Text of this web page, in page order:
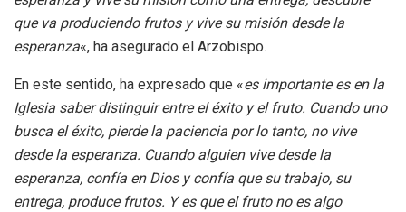
que va produciendo frutos y vive su misión desde la
esperanza«, ha asegurado el Arzobispo.
En este sentido, ha expresado que «es importante es en la
Iglesia saber distinguir entre el éxito y el fruto. Cuando uno
busca el éxito, pierde la paciencia por lo tanto, no vive
desde la esperanza. Cuando alguien vive desde la
esperanza, confía en Dios y confía que su trabajo, su
entrega, produce frutos. Y es que el fruto no es algo